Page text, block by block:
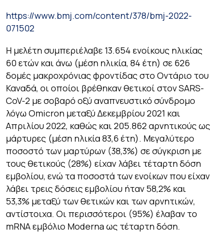
https://www.bmj.com/content/378/bmj-2022-
071502
Η μελέτη συμπεριέλαβε 13.654 ενοίκους ηλικίας
60 ετών και άνω (μέση ηλικία, 84 έτη) σε 626
δομές μακροχρόνιας φροντίδας στο Οντάριο του
Καναδά, οι οποίοι βρέθηκαν θετικοί στον SARS-
CoV-2 με σοβαρό οξύ αναπνευστικό σύνδρομο
λόγω Omicron μεταξύ Δεκεμβρίου 2021 και
Απριλίου 2022, καθώς και 205.862 αρνητικούς ως
μάρτυρες (μέση ηλικία 83,6 έτη). Μεγαλύτερο
ποσοστό των μαρτύρων (38,3%) σε σύγκριση με
τους θετικούς (28%) είχαν λάβει τέταρτη δόση
εμβολίου, ενώ τα ποσοστά των ενοίκων που είχαν
λάβει τρεις δόσεις εμβολίου ήταν 58,2% και
53,3% μεταξύ των θετικών και των αρνητικών,
αντίστοιχα. Οι περισσότεροι (95%) έλαβαν το
mRNA εμβόλιο Moderna ως τέταρτη δόση.